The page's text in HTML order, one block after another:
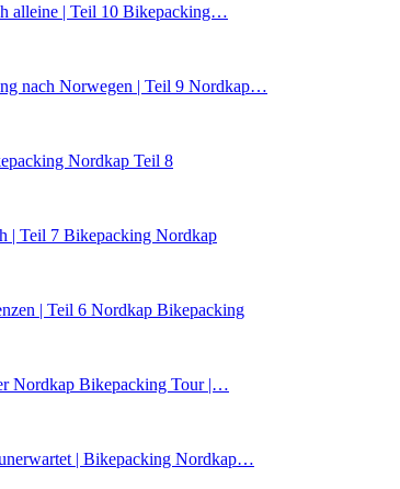
alleine | Teil 10 Bikepacking…
nach Norwegen | Teil 9 Nordkap…
Nordkap Teil 8
| Teil 7 Bikepacking Nordkap
| Teil 6 Nordkap Bikepacking
Nordkap Bikepacking Tour |…
| Bikepacking Nordkap…